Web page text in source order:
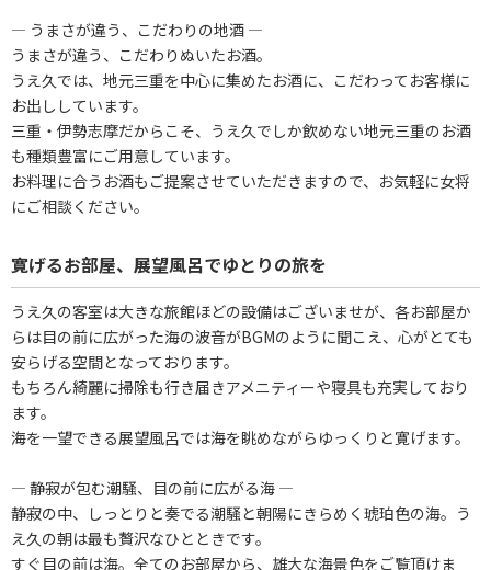
― うまさが違う、こだわりの地酒 ―
うまさが違う、こだわりぬいたお酒。
うえ久では、地元三重を中心に集めたお酒に、こだわってお客様に
お出ししています。
三重・伊勢志摩だからこそ、うえ久でしか飲めない地元三重のお酒
も種類豊富にご用意しています。
お料理に合うお酒もご提案させていただきますので、お気軽に女将
にご相談ください。
寛げるお部屋、展望風呂でゆとりの旅を
うえ久の客室は大きな旅館ほどの設備はございませが、各お部屋か
らは目の前に広がった海の波音がBGMのように聞こえ、心がとても
安らげる空間となっております。
もちろん綺麗に掃除も行き届きアメニティーや寝具も充実しており
ます。
海を一望できる展望風呂では海を眺めながらゆっくりと寛げます。
― 静寂が包む潮騒、目の前に広がる海 ―
静寂の中、しっとりと奏でる潮騒と朝陽にきらめく琥珀色の海。う
え久の朝は最も贅沢なひとときです。
すぐ目の前は海。全てのお部屋から、雄大な海景色をご覧頂けま